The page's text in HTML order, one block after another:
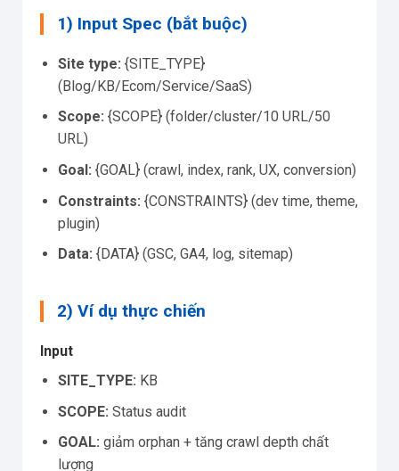
1) Input Spec (bắt buộc)
Site type: {SITE_TYPE}
(Blog/KB/Ecom/Service/SaaS)
Scope: {SCOPE} (folder/cluster/10 URL/50
URL)
Goal: {GOAL} (crawl, index, rank, UX, conversion)
Constraints: {CONSTRAINTS} (dev time, theme,
plugin)
Data: {DATA} (GSC, GA4, log, sitemap)
2) Ví dụ thực chiến
Input
SITE_TYPE: KB
SCOPE: Status audit
GOAL: giảm orphan + tăng crawl depth chất
lượng